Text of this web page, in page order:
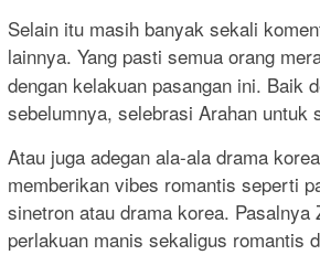
Selain itu masih banyak sekali
lainnya. Yang pasti semua orang
dengan kelakuan pasangan ini. Baik
sebelumnya, selebrasi Arahan untuk
Atau juga adegan ala-ala drama
memberikan vibes romantis seperti
sinetron atau drama korea. Pasalnya
perlakuan manis sekaligus romantis